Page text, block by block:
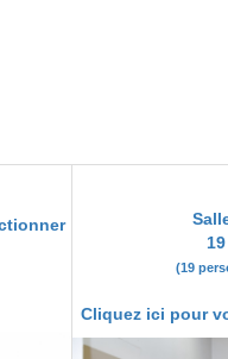
(19
Cliquez ici pour